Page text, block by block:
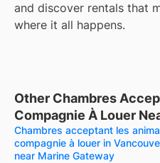
and discover rentals that
where it all happens.
Other Chambres
Compagnie À Louer
Chambres acceptant les
compagnie à louer in
near Marine Gateway